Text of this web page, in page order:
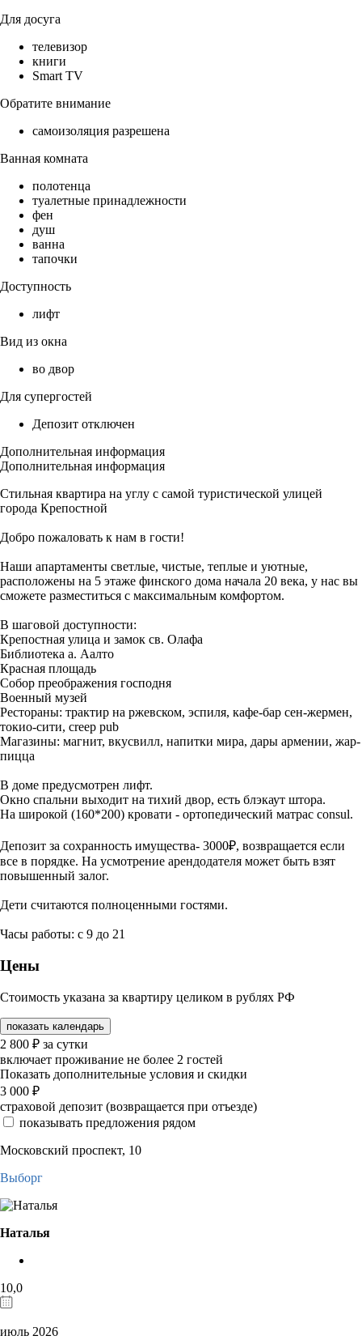
Для досуга
телевизор
книги
Smart TV
Обратите внимание
самоизоляция разрешена
Ванная комната
полотенца
туалетные принадлежности
фен
душ
ванна
тапочки
Доступность
лифт
Вид из окна
во двор
Для супергостей
Депозит отключен
Дополнительная информация
Дополнительная информация
Стильная квартира на углу с самой туристической улицей
города Крепостной
Добро пожаловать к нам в гости!
Наши апартаменты светлые, чистые, теплые и уютные,
расположены на 5 этаже финского дома начала 20 века, у нас вы
сможете разместиться с максимальным комфортом.
В шаговой доступности:
Крепостная улица и замок св. Олафа
Библиотека а. Аалто
Красная площадь
Собор преображения господня
Военный музей
Рестораны: трактир на ржевском, эспиля, кафе-бар сен-жермен,
токио-сити, creep pub
Магазины: магнит, вкусвилл, напитки мира, дары армении, жар-
пицца
В доме предусмотрен лифт.
Окно спальни выходит на тихий двор, есть блэкаут штора.
На широкой (160*200) кровати - ортопедический матрас consul.
Депозит за сохранность имущества- 3000₽, возвращается если
все в порядке. На усмотрение арендодателя может быть взят
повышенный залог.
Дети считаются полноценными гостями.
Часы работы: с 9 до 21
Цены
Стоимость указана за квартиру целиком в рублях РФ
показать календарь
2 800 ₽ за сутки
включает проживание не более 2 гостей
Показать дополнительные условия и скидки
3 000 ₽
страховой депозит (возвращается при отъезде)
показывать предложения рядом
Московский проспект, 10
Выборг
Наталья
10,0
июль 2026